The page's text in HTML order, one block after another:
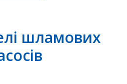
шламових